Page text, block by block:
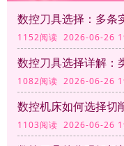
数控刀具选择：多条
1152阅读 2026-06-26
数控刀具选择详解：
1082阅读 2026-06-26
数控机床如何选择切
1103阅读 2026-06-26